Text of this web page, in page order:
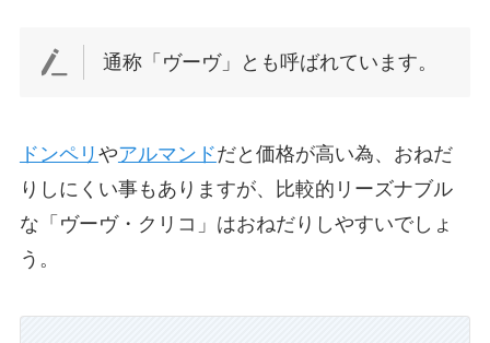
通称「ヴーヴ」とも呼ばれています。
ドンペリ やアルマンドだと価格が高い為、おねだ
りしにくい事もありますが、比較的リーズナブル
な「ヴーヴ・クリコ」はおねだりしやすいでしょ
う。